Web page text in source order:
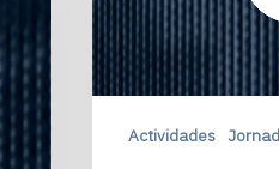
Actividades